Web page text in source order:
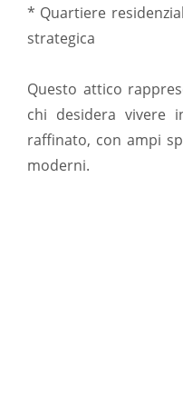
* Quartiere
strategica
Questo attico
chi desidera vivere
raffinato, con ampi
moderni.